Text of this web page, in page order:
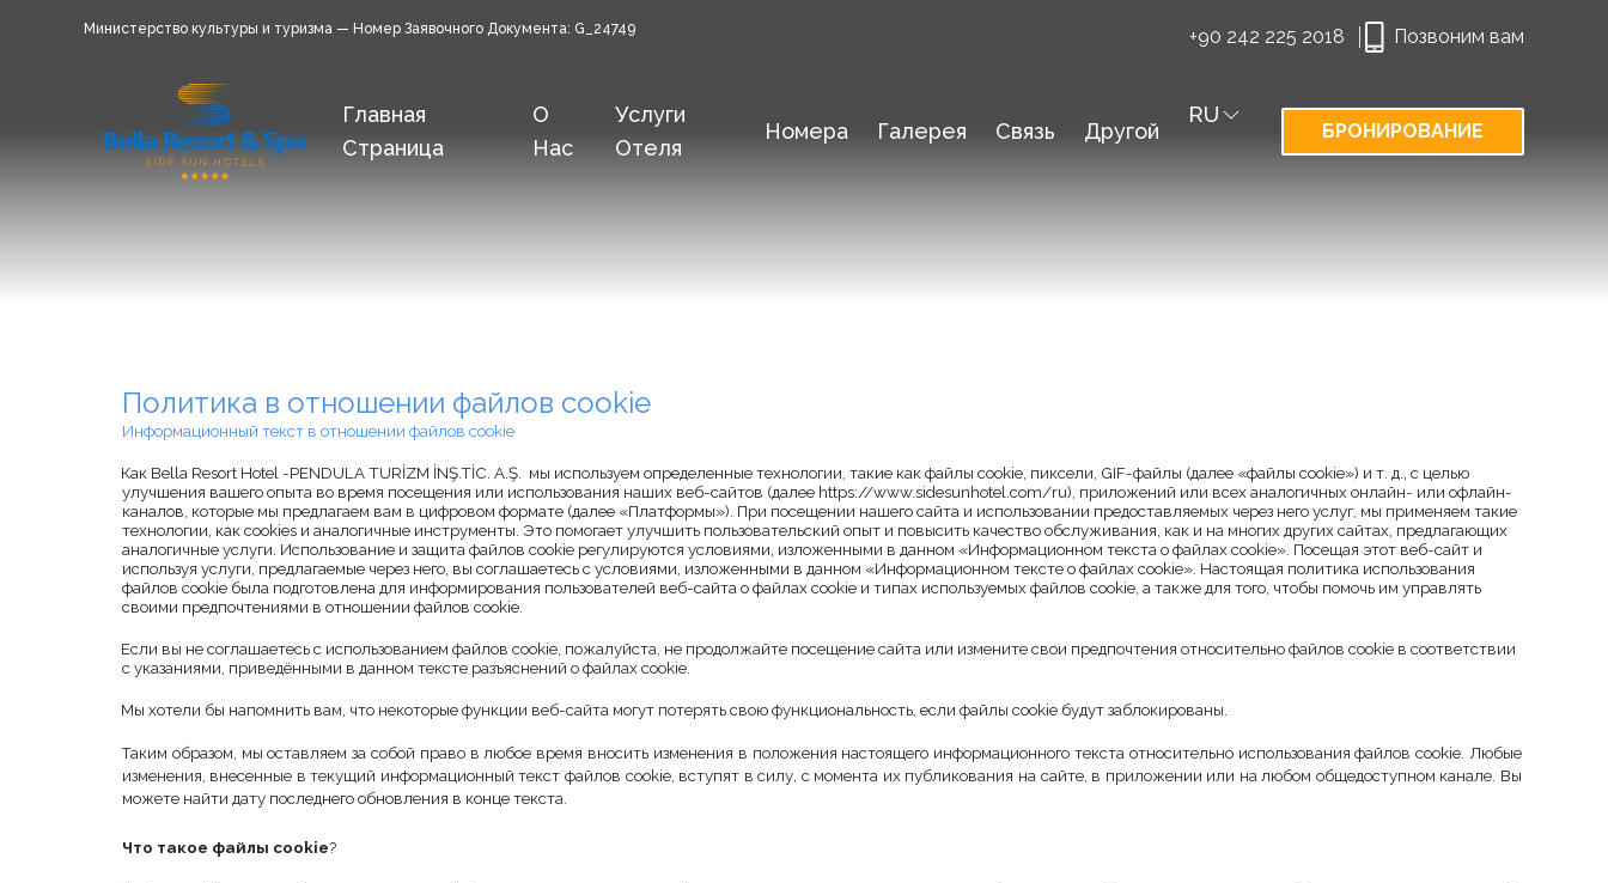
Министерство культуры и туризма — Номер Заявочного Документа: G_24749 +90 242 225 2018 Позвоним вам
Главная
Страница
О
Нас
Услуги
Отеля
Номера Галерея Связь Другой
RU
БРОНИРОВАНИЕ
Политика в отношении файлов cookie
Информационный текст в отношении файлов cookie
Как Bella Resort Hotel -PENDULA TURİZM İNŞ.TİC. A.Ş. мы используем определенные технологии, такие как файлы cookie, пиксели, GIF-файлы (далее «файлы cookie») и т. д., с целью
улучшения вашего опыта во время посещения или использования наших веб-сайтов (далее https://www.sidesunhotel.com/ru), приложений или всех аналогичных онлайн- или офлайн-
каналов, которые мы предлагаем вам в цифровом формате (далее «Платформы»). При посещении нашего сайта и использовании предоставляемых через него услуг, мы применяем такие
технологии, как cookies и аналогичные инструменты. Это помогает улучшить пользовательский опыт и повысить качество обслуживания, как и на многих других сайтах, предлагающих
аналогичные услуги. Использование и защита файлов cookie регулируются условиями, изложенными в данном «Информационном текста о файлах cookie». Посещая этот веб-сайт и
используя услуги, предлагаемые через него, вы соглашаетесь с условиями, изложенными в данном «Информационном тексте о файлах cookie». Настоящая политика использования
файлов cookie была подготовлена ​​для информирования пользователей веб-сайта о файлах cookie и типах используемых файлов cookie, а также для того, чтобы помочь им управлять
своими предпочтениями в отношении файлов cookie.
Если вы не соглашаетесь с использованием файлов cookie, пожалуйста, не продолжайте посещение сайта или измените свои предпочтения относительно файлов cookie в соответствии
с указаниями, приведёнными в данном тексте разъяснений о файлах cookie.
Мы хотели бы напомнить вам, что некоторые функции веб-сайта могут потерять свою функциональность, если файлы cookie будут заблокированы.
Таким образом, мы оставляем за собой право в любое время вносить изменения в положения настоящего информационного текста относительно использования файлов cookie. Любые
изменения, внесенные в текущий информационный текст файлов cookie, вступят в силу, с момента их публикования на сайте, в приложении или на любом общедоступном канале. Вы
можете найти дату последнего обновления в конце текста.
Что такое файлы cookie?